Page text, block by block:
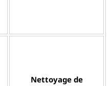
Nettoyage de